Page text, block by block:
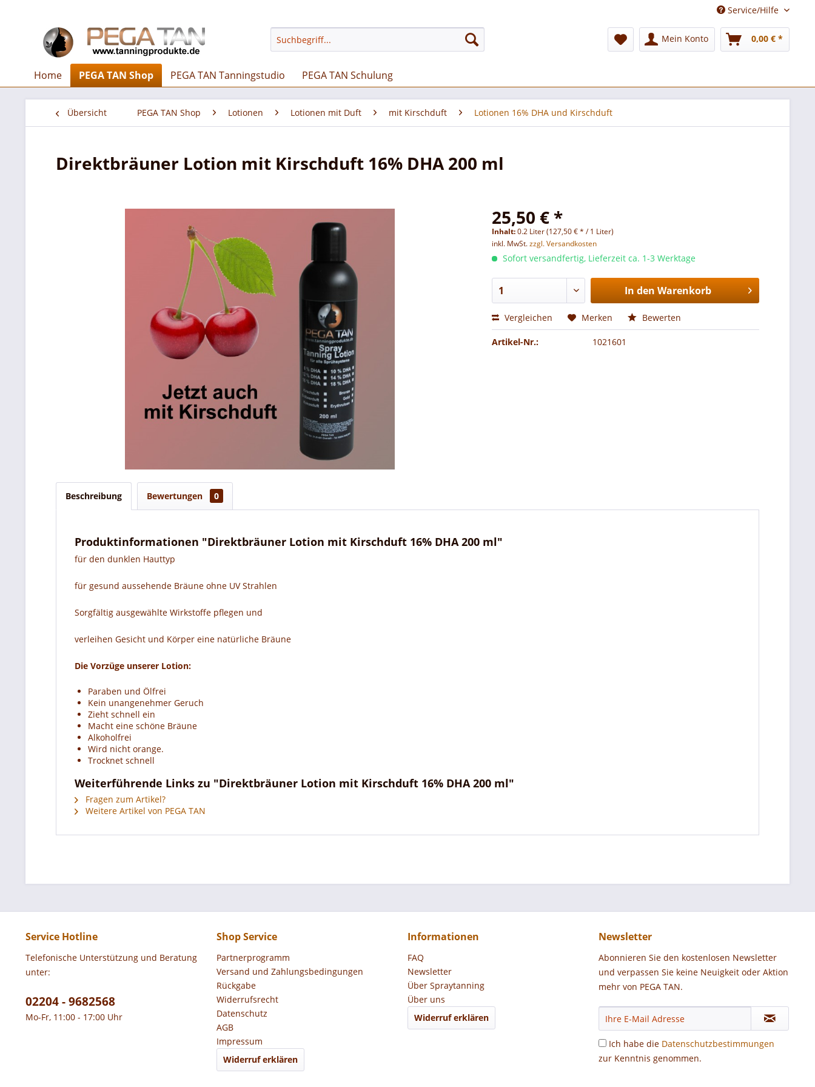
Service/Hilfe
Mein Konto 0,00 € *
Home PEGA TAN Shop PEGA TAN Tanningstudio PEGA TAN Schulung
Übersicht PEGA TAN Shop Lotionen Lotionen mit Duft mit Kirschduft Lotionen 16% DHA und Kirschduft
Direktbräuner Lotion mit Kirschduft 16% DHA 200 ml
25,50 € *
Inhalt:0.2 Liter (127,50 € * / 1 Liter)
inkl. MwSt.zzgl. Versandkosten
Sofort versandfertig, Lieferzeit ca. 1-3 Werktage
In den Warenkorb
Vergleichen Merken Bewerten
Artikel-Nr.: 1021601
Beschreibung Bewertungen 0
Produktinformationen "Direktbräuner Lotion mit Kirschduft 16% DHA 200 ml"
für den dunklen Hauttyp
für gesund aussehende Bräune ohne UV Strahlen
Sorgfältig ausgewählte Wirkstoffe pflegen und
verleihen Gesicht und Körper eine natürliche Bräune
Die Vorzüge unserer Lotion:
Paraben und Ölfrei
Kein unangenehmer Geruch
Zieht schnell ein
Macht eine schöne Bräune
Alkoholfrei
Wird nicht orange.
Trocknet schnell
Weiterführende Links zu "Direktbräuner Lotion mit Kirschduft 16% DHA 200 ml"
Fragen zum Artikel?
Weitere Artikel von PEGA TAN
Service Hotline
Telefonische Unterstützung und Beratung
unter:
02204 - 9682568
Mo-Fr, 11:00 - 17:00 Uhr
Shop Service
Partnerprogramm
Versand und Zahlungsbedingungen
Rückgabe
Widerrufsrecht
Datenschutz
AGB
Impressum
Widerruf erklären
Informationen
FAQ
Newsletter
Über Spraytanning
Über uns
Widerruf erklären
Newsletter
Abonnieren Sie den kostenlosen Newsletter
und verpassen Sie keine Neuigkeit oder Aktion
mehr von PEGA TAN.
Ich habe die Datenschutzbestimmungen
zur Kenntnis genommen.